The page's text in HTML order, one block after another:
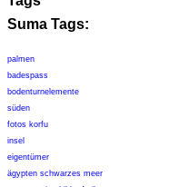
Suma Tags:
palmen
badespass
bodenturnelemente
süden
fotos korfu
insel
eigentümer
ägypten schwarzes meer